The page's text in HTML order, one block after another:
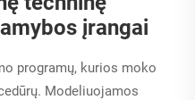
įrangai
programų, kurios moko
Modeliuojamos